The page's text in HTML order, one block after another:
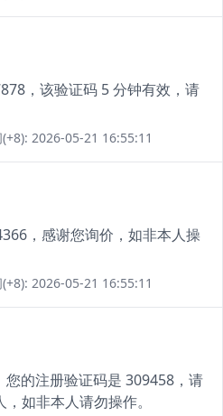
，该验证码 5 分钟有效，请
2026-05-21 16:55:11
，感谢您询价，如非本人操
2026-05-21 16:55:11
您的注册验证码是 309458，请
如非本人请勿操作。